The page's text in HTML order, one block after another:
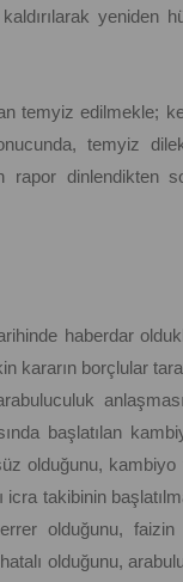
yeniden
temyiz edilmekle;
temyiz
rapor dinlendikten
haberdar
kararın borçlular
başlatılan
olduğunu,
takibinin
olduğunu,
olduğunu,